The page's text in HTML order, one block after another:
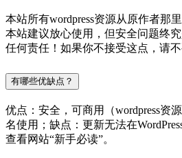
本站所有wordpress资源从原作者那
本站建议放心使用，但安全问题终
任何责任！如果你不接受这点，请不
有哪些优缺点？
优点：安全，可商用（wordpress资
名使用；缺点：更新无法在
查看网站“新手必读”。